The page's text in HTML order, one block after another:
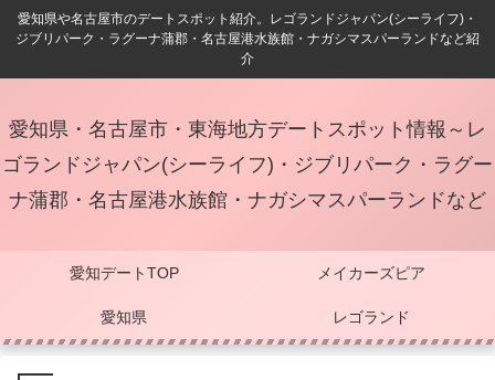
愛知県や名古屋市のデートスポット紹介。レゴランドジャパン(シーライフ)・
ジブリパーク・ラグーナ蒲郡・名古屋港水族館・ナガシマスパーランドなど紹
介
愛知県・名古屋市・東海地方デートスポット情報～レ
ゴランドジャパン(シーライフ)・ジブリパーク・ラグー
ナ蒲郡・名古屋港水族館・ナガシマスパーランドなど
愛知デートTOP メイカーズピア
愛知県 レゴランド